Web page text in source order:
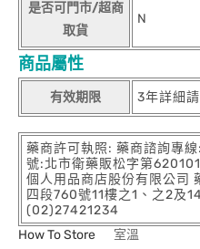
是否可門市/超商
取貨
N
商品屬性
有效期限 3年詳細
藥商許可執照: 藥商諮詢專
號:北市衛藥販松字第
個人用品商店股份有限公司
四段760號11樓之1、之2及
(02)27421234
How To Store
室溫